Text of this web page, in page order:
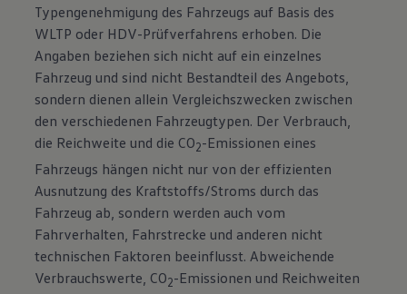
Typengenehmigung des Fahrzeugs auf Basis des
WLTP oder HDV-Prüfverfahrens erhoben. Die
Angaben beziehen sich nicht auf ein einzelnes
Fahrzeug und sind nicht Bestandteil des Angebots,
sondern dienen allein Vergleichszwecken zwischen
den verschiedenen Fahrzeugtypen. Der Verbrauch,
die Reichweite und die CO2-Emissionen eines
Fahrzeugs hängen nicht nur von der effizienten
Ausnutzung des Kraftstoffs/Stroms durch das
Fahrzeug ab, sondern werden auch vom
Fahrverhalten, Fahrstrecke und anderen nicht
technischen Faktoren beeinflusst. Abweichende
Verbrauchswerte, CO2-Emissionen und Reichweiten